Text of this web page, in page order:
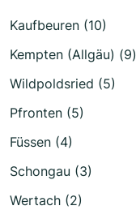
Kaufbeuren (10)
Kempten (Allgäu) (9)
Wildpoldsried (5)
Pfronten (5)
Füssen (4)
Schongau (3)
Wertach (2)